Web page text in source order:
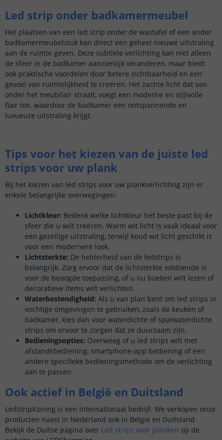
Led strip onder badkamermeubel
Het plaatsen van een led strip onder de wastafel of een ander
badkamermeubelstuk kan direct een geheel nieuwe uitstraling
aan de ruimte geven. Deze subtiele verlichting kan niet alleen
de sfeer in de badkamer aanzienlijk veranderen, maar biedt
ook praktische voordelen door betere zichtbaarheid en een
gevoel van ruimtelijkheid te creëren. Het zachte licht dat van
onder het meubilair straalt, voegt een moderne en stijlvolle
flair toe, waardoor de badkamer een ontspannende en
luxueuze uitstraling krijgt.
Tips voor het kiezen van de juiste led
strips voor uw plank
Bij het kiezen van led strips voor uw plankverlichting zijn er
enkele belangrijke overwegingen:
Lichtkleur: Bedenk welke lichtkleur het beste past bij de
sfeer die u wilt creëren. Warm wit licht is vaak ideaal voor
een gezellige uitstraling, terwijl koud wit licht geschikt is
voor een modernere look.
Lichtsterkte: De helderheid van de ledstrips is
belangrijk. Zorg ervoor dat de lichtsterkte voldoende is
voor de beoogde toepassing, of u nu boeken wilt lezen of
decoratieve items wilt verlichten.
Waterbestendigheid: Als u van plan bent om led strips in
vochtige omgevingen te gebruiken, zoals de keuken of
badkamer, kies dan voor waterdichte of spatwaterdichte
strips om ervoor te zorgen dat ze duurzaam zijn.
Bedieningsopties: Overweeg of u led strips wilt met
afstandsbediening, smartphone-app bediening of een
andere specifieke bedieningsmethode om de verlichting
aan te passen.
Ook actief in België en Duitsland
LedstripKoning is een internationaal bedrijf. We verkopen onze
producten naast in Nederland ook in België en Duitsland.
Bekijk de Duitse pagina over Led strips voor planken op de